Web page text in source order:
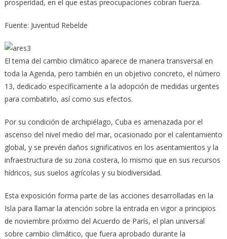
prosperidad, en el que estas preocupaciones cobran fuerza.
Fuente: Juventud Rebelde
El tema del cambio climático aparece de manera transversal en
toda la Agenda, pero también en un objetivo concreto, el número
13, dedicado específicamente a la adopción de medidas urgentes
para combatirlo, así como sus efectos.
Por su condición de archipiélago, Cuba es amenazada por el
ascenso del nivel medio del mar, ocasionado por el calentamiento
global, y se prevén daños significativos en los asentamientos y la
infraestructura de su zona costera, lo mismo que en sus recursos
hídricos, sus suelos agrícolas y su biodiversidad.
Esta exposición forma parte de las acciones desarrolladas en la
Isla para llamar la atención sobre la entrada en vigor a principios
de noviembre próximo del Acuerdo de París, el plan universal
sobre cambio climático, que fuera aprobado durante la